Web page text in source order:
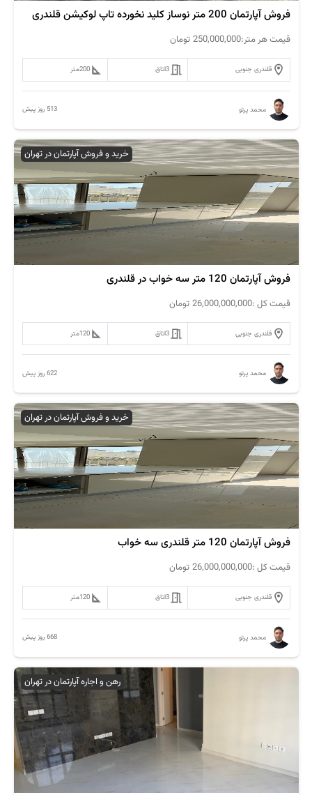
فروش آپارتمان 200 متر نوساز کلید نخورده تاپ لوکیشن قلندری
قیمت هر متر:250,000,000 تومان
قلندری جنوبی 3اتاق 200متر
محمد پرتو 513 روز پیش
خرید و فروش آپارتمان در تهران
فروش آپارتمان 120 متر سه خواب در قلندری
قیمت کل :26,000,000,000 تومان
قلندری جنوبی 3اتاق 120متر
محمد پرتو 622 روز پیش
خرید و فروش آپارتمان در تهران
فروش آپارتمان 120 متر قلندری سه خواب
قیمت کل :26,000,000,000 تومان
قلندری جنوبی 3اتاق 120متر
محمد پرتو 668 روز پیش
رهن و اجاره آپارتمان در تهران